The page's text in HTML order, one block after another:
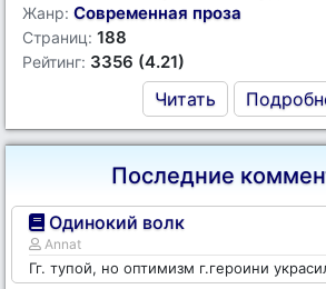
Жанр: Современная проза
Страниц: 188
Рейтинг: 3356 (4.21)
Читать
Последние
Одинокий волк
Annat
Гг. тупой, но оптимизм г.героини